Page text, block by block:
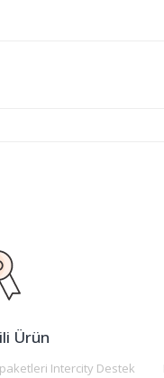
Ürün
paketleri Intercity Destek